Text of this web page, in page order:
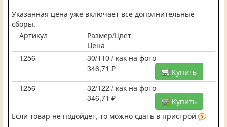
Указанная цена уже включает все дополнительные
сборы.
Артикул
Размер/Цвет
Цена
1256
30/110 / как на фото
346,71 ₽
Купить
1256
32/122 / как на фото
346,71 ₽
Купить
Если товар не подойдет, то можно сдать в пристрой